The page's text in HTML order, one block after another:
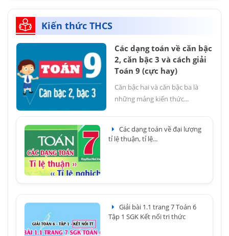
Kiến thức THCS
Các dạng toán về căn bậc
2, căn bậc 3 và cách giải
Toán 9 (cực hay)
Căn bậc hai và căn bậc ba là
những mảng kiến thức...
Các dạng toán về đại lượng
tỉ lệ thuận, tỉ lệ...
Giải bài 1.1 trang 7 Toán 6
Tập 1 SGK Kết nối tri thức